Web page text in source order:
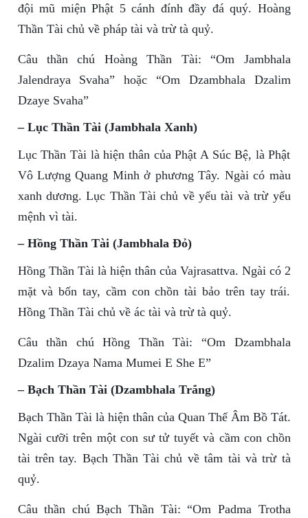
đội mũ miện Phật 5 cánh đính đầy đá quý. Hoàng
Thần Tài chủ về pháp tài và trừ tà quỷ.
Câu thần chú Hoàng Thần Tài: “Om Jambhala
Jalendraya Svaha” hoặc “Om Dzambhala Dzalim
Dzaye Svaha”
– Lục Thần Tài (Jambhala Xanh)
Lục Thần Tài là hiện thân của Phật A Súc Bệ, là Phật
Vô Lượng Quang Minh ở phương Tây. Ngài có màu
xanh dương. Lục Thần Tài chủ về yếu tài và trừ yểu
mệnh vì tài.
– Hồng Thần Tài (Jambhala Đỏ)
Hồng Thần Tài là hiện thân của Vajrasattva. Ngài có 2
mặt và bốn tay, cầm con chồn tài bảo trên tay trái.
Hồng Thần Tài chủ về ác tài và trừ tà quỷ.
Câu thần chú Hồng Thần Tài: “Om Dzambhala
Dzalim Dzaya Nama Mumei E She E”
– Bạch Thần Tài (Dzambhala Trắng)
Bạch Thần Tài là hiện thân của Quan Thế Âm Bồ Tát.
Ngài cưỡi trên một con sư tử tuyết và cầm con chồn
tài trên tay. Bạch Thần Tài chủ về tâm tài và trừ tà
quỷ.
Câu thần chú Bạch Thần Tài: “Om Padma Trotha